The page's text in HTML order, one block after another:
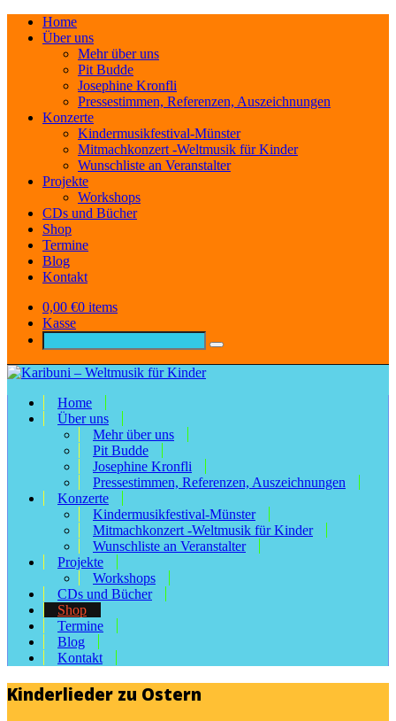
Home
Über uns
Mehr über uns
Pit Budde
Josephine Kronfli
Pressestimmen, Referenzen, Auszeichnungen
Konzerte
Kindermusikfestival-Münster
Mitmachkonzert -Weltmusik für Kinder
Wunschliste an Veranstalter
Projekte
Workshops
CDs und Bücher
Shop
Termine
Blog
Kontakt
0,00 €0 items
Kasse
Home
Über uns
Mehr über uns
Pit Budde
Josephine Kronfli
Pressestimmen, Referenzen, Auszeichnungen
Konzerte
Kindermusikfestival-Münster
Mitmachkonzert -Weltmusik für Kinder
Wunschliste an Veranstalter
Projekte
Workshops
CDs und Bücher
Shop
Termine
Blog
Kontakt
Kinderlieder zu Ostern